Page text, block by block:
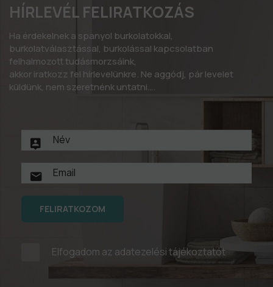
HÍRLEVÉL FELIRATKOZÁS
Ha érdekelnek a spanyol burkolatokkal,
burkolatválasztással, burkolással kapcsolatban
felhalmozott tudásmorzsáink,
akkor iratkozz fel hírlevelünkre. Ne aggódj, pár levelet
küldünk, nem szeretnénk untatni….
FELIRATKOZOM
Elfogadom az adatezelési tájékoztatót